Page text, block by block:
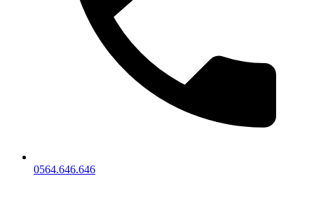
0564.646.646